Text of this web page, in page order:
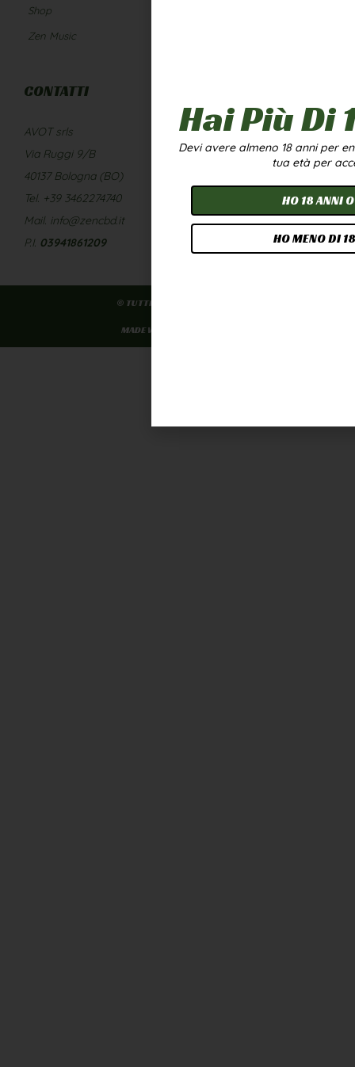
Shop
Zen Music
CONTATTI
AVOT srls
Via Ruggi 9/B
40137 Bologna (BO)
Tel. +39 3462274740
Mail. info@zencbd.it
P.I. 03941861209
© TUTTI I DIRITTI RISERVATI
MADE WITH DIEGO OTTANI
Hai Più Di
Devi avere almeno 18 anni per
tua età per
HO 18 ANNI
HO MENO DI